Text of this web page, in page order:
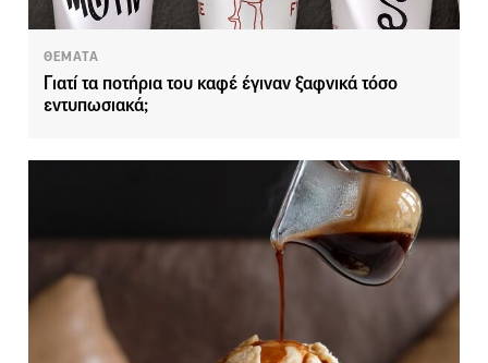
ΘΕΜΑΤΑ
Γιατί τα ποτήρια του καφέ έγιναν ξαφνικά τόσο
εντυπωσιακά;